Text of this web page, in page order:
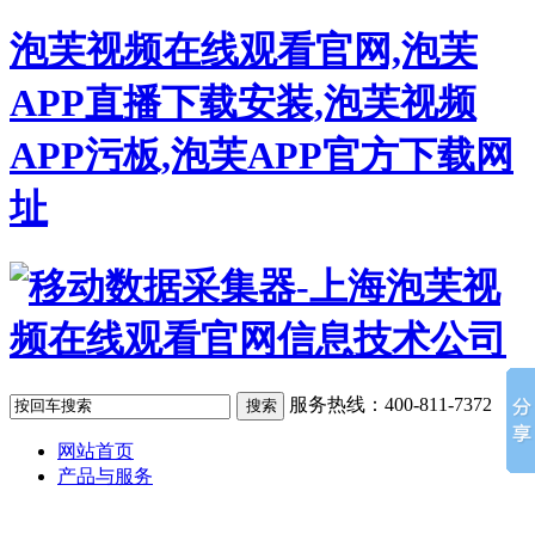
泡芙视频在线观看官网,泡芙
APP直播下载安装,泡芙视频
APP污板,泡芙APP官方下载网
址
服务热线：400-811-7372
网站首页
产品与服务